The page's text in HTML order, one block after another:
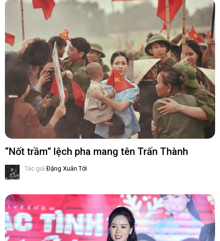
“Nốt trầm” lệch pha mang tên Trấn Thành
Tác giả Đặng Xuân Tới